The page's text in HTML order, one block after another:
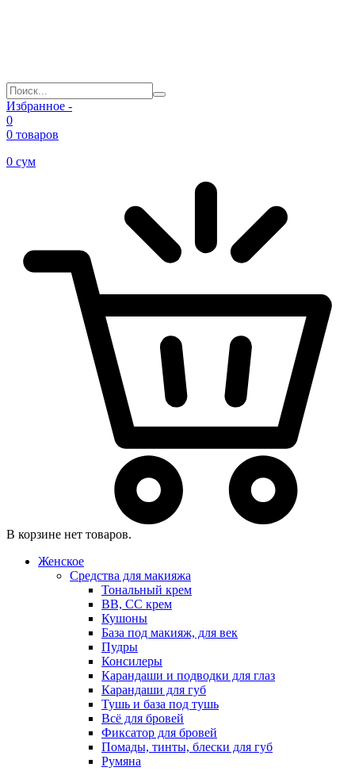
Избранное -
0
0 товаров
0 сум
В корзине нет товаров.
Женское
Средства для макияжа
Тональный крем
BB, CC крем
Кушоны
База под макияж, для век
Пудры
Консилеры
Карандаши и подводки для глаз
Карандаши для губ
Тушь и база под тушь
Всё для бровей
Фиксатор для бровей
Помады, тинты, блески для губ
Румяна